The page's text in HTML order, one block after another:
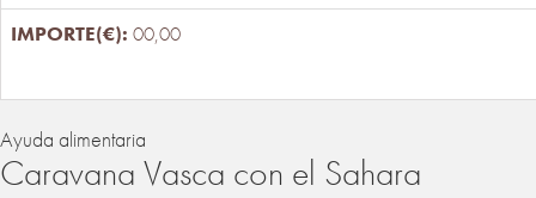
00,00
Ayuda alimentaria
Caravana Vasca con el Sahara